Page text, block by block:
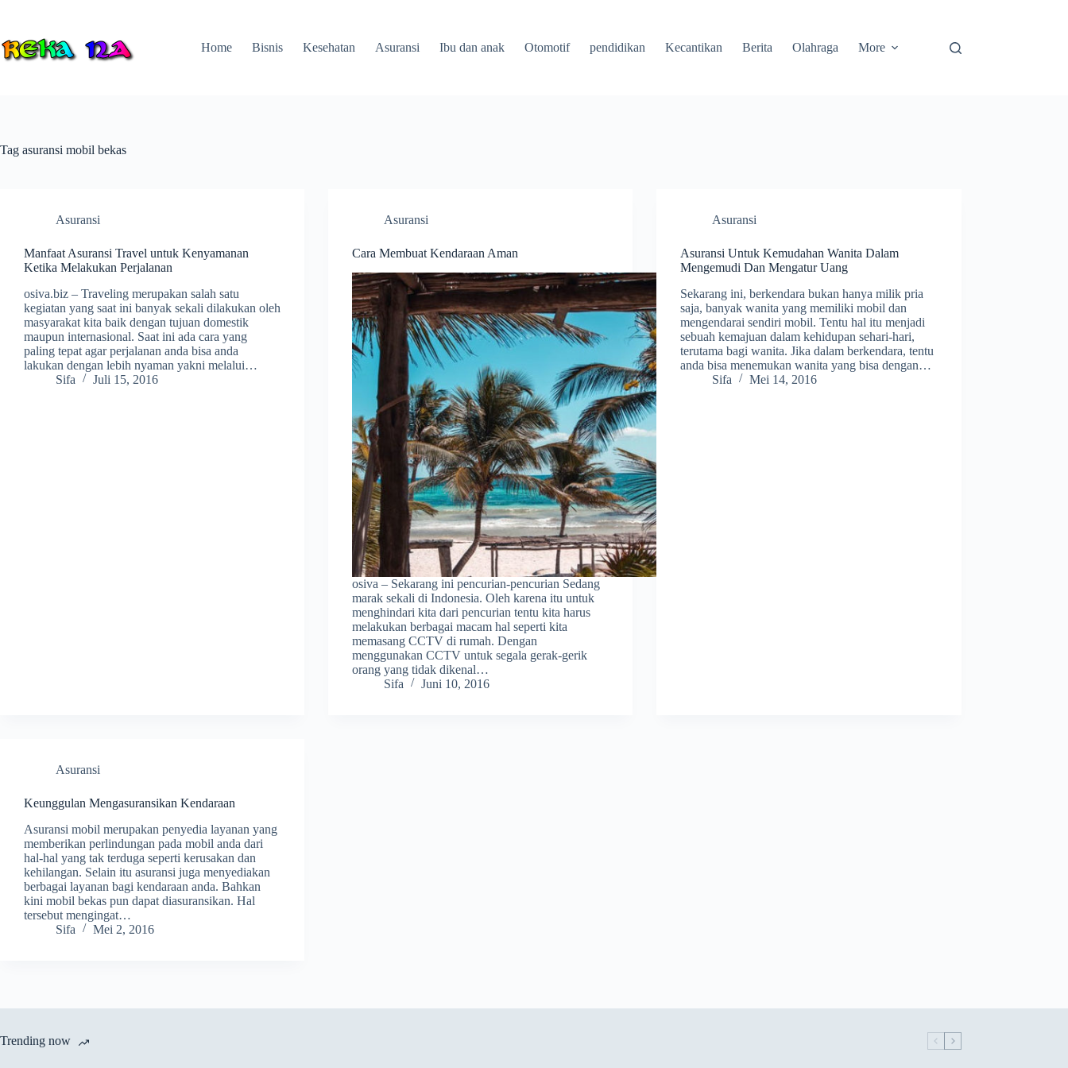
Home
Bisnis Kesehatan Asuransi Ibu dan anak Otomotif pendidikan Kecantikan Berita Olahraga More
Tag asuransi mobil bekas
Asuransi
Manfaat Asuransi Travel untuk Kenyamanan
Ketika Melakukan Perjalanan
osiva.biz – Traveling merupakan salah satu
kegiatan yang saat ini banyak sekali dilakukan oleh
masyarakat kita baik dengan tujuan domestik
maupun internasional. Saat ini ada cara yang
paling tepat agar perjalanan anda bisa anda
lakukan dengan lebih nyaman yakni melalui…
Sifa
Juli 15, 2016
Asuransi
Cara Membuat Kendaraan Aman
osiva – Sekarang ini pencurian-pencurian Sedang
marak sekali di Indonesia. Oleh karena itu untuk
menghindari kita dari pencurian tentu kita harus
melakukan berbagai macam hal seperti kita
memasang CCTV di rumah. Dengan
menggunakan CCTV untuk segala gerak-gerik
orang yang tidak dikenal…
Sifa
Juni 10, 2016
Asuransi
Asuransi Untuk Kemudahan Wanita Dalam
Mengemudi Dan Mengatur Uang
Sekarang ini, berkendara bukan hanya milik pria
saja, banyak wanita yang memiliki mobil dan
mengendarai sendiri mobil. Tentu hal itu menjadi
sebuah kemajuan dalam kehidupan sehari-hari,
terutama bagi wanita. Jika dalam berkendara, tentu
anda bisa menemukan wanita yang bisa dengan…
Sifa
Mei 14, 2016
Asuransi
Keunggulan Mengasuransikan Kendaraan
Asuransi mobil merupakan penyedia layanan yang
memberikan perlindungan pada mobil anda dari
hal-hal yang tak terduga seperti kerusakan dan
kehilangan. Selain itu asuransi juga menyediakan
berbagai layanan bagi kendaraan anda. Bahkan
kini mobil bekas pun dapat diasuransikan. Hal
tersebut mengingat…
Sifa
Mei 2, 2016
Trending now